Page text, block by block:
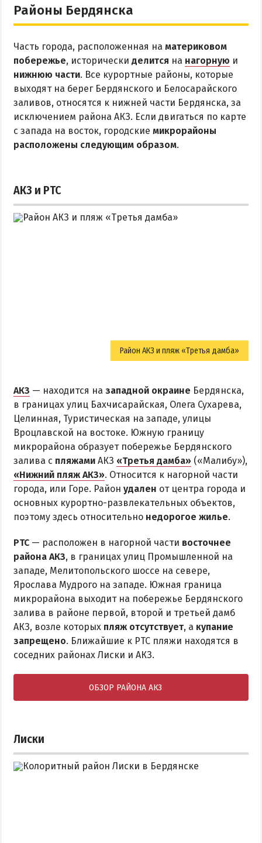
Отдых с бассейном
Отдых на первой линии
Отдых на набережной
Квартиры посуточно
Районы Бердянска
Часть города, расположенная на материковом
побережье, исторически делится на нагорную и
нижнюю части. Все курортные районы, которые
выходят на берег Бердянского и Белосарайского
заливов, относятся к нижней части Бердянска, за
исключением района АКЗ. Если двигаться по карте
с запада на восток, городские микрорайоны
расположены следующим образом.
АКЗ и РТС
Район АКЗ и пляж «Третья дамба»
АКЗ — находится на западной окраине Бердянска,
в границах улиц Бахчисарайская, Олега Сухарева,
Целинная, Туристическая на западе, улицы
Вроцлавской на востоке. Южную границу
микрорайона образует побережье Бердянского
залива с пляжами АКЗ «Третья дамба» («Малибу»),
«Нижний пляж АКЗ». Относится к нагорной части
города, или Горе. Район удален от центра города и
основных курортно-развлекательных объектов,
поэтому здесь относительно недорогое жилье.
РТС — расположен в нагорной части восточнее
района АКЗ, в границах улиц Промышленной на
западе, Мелитопольского шоссе на севере,
Ярослава Мудрого на западе. Южная граница
микрорайона выходит на побережье Бердянского
залива в районе первой, второй и третьей дамб
АКЗ, возле которых пляж отсутствует, а купание
запрещено. Ближайшие к РТС пляжи находятся в
соседних районах Лиски и АКЗ.
ОБЗОР РАЙОНА АКЗ
Лиски